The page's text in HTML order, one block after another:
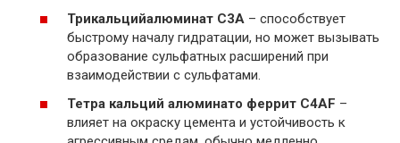
Трикальцийалюминат C3A – способствует
быстрому началу гидратации, но может вызывать
образование сульфатных расширений при
взаимодействии с сульфатами.
Тетра кальций алюминато феррит C4AF –
влияет на окраску цемента и устойчивость к